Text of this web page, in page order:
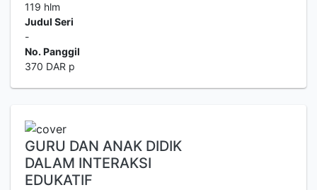
119 hlm
Judul Seri
-
No. Panggil
370 DAR p
GURU DAN ANAK DIDIK
DALAM INTERAKSI
EDUKATIF